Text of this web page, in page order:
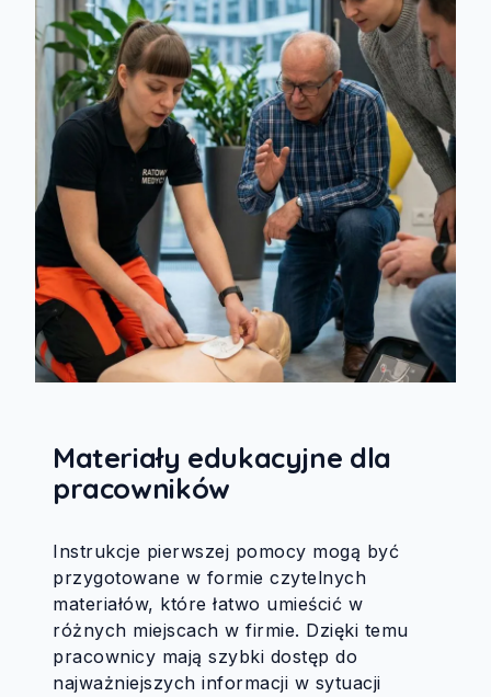
Materiały edukacyjne dla
pracowników
Instrukcje pierwszej pomocy mogą być
przygotowane w formie czytelnych
materiałów, które łatwo umieścić w
różnych miejscach w firmie. Dzięki temu
pracownicy mają szybki dostęp do
najważniejszych informacji w sytuacji